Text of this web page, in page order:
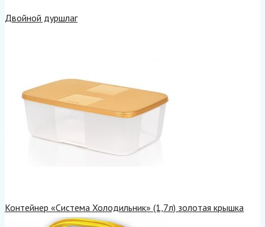
Двойной дуршлаг
Контейнер «Система Холодильник» (1,7л) золотая крышка